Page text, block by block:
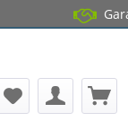
14 Tage Gratis